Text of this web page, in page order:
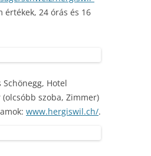
értékek, 24 órás és 16
Hotel
szoba, Zimmer)
www.hergiswil.ch/.